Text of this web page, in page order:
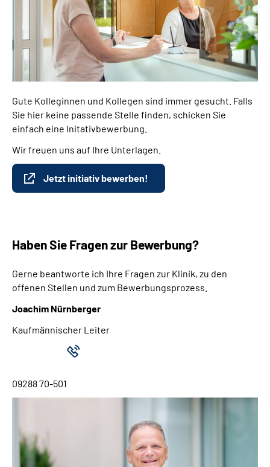
Gute Kolleginnen und Kollegen sind immer gesucht. Falls
Sie hier keine passende Stelle finden, schicken Sie
einfach eine Initativbewerbung.
Wir freuen uns auf Ihre Unterlagen.
Jetzt initiativ bewerben!
Haben Sie Fragen zur Bewerbung?
Gerne beantworte ich Ihre Fragen zur Klinik, zu den
offenen Stellen und zum Bewerbungsprozess.
Joachim Nürnberger
Kaufmännischer Leiter
09288 70-501